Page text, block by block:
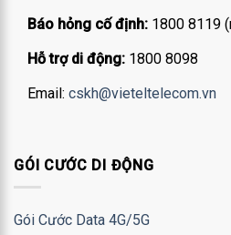
Báo hỏng cố định: 1800 8119
Hỗ trợ di động: 1800 8098
Email: cskh@vieteltelecom.vn
GÓI CƯỚC DI ĐỘNG
Gói Cước Data 4G/5G